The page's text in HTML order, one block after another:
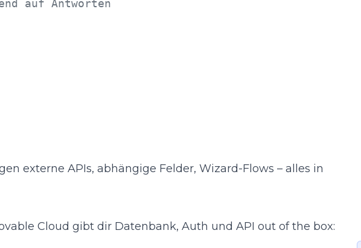
auf Antworten
externe APIs, abhängige Felder, Wizard-Flows – alles in
Cloud gibt dir Datenbank, Auth und API out of the box: